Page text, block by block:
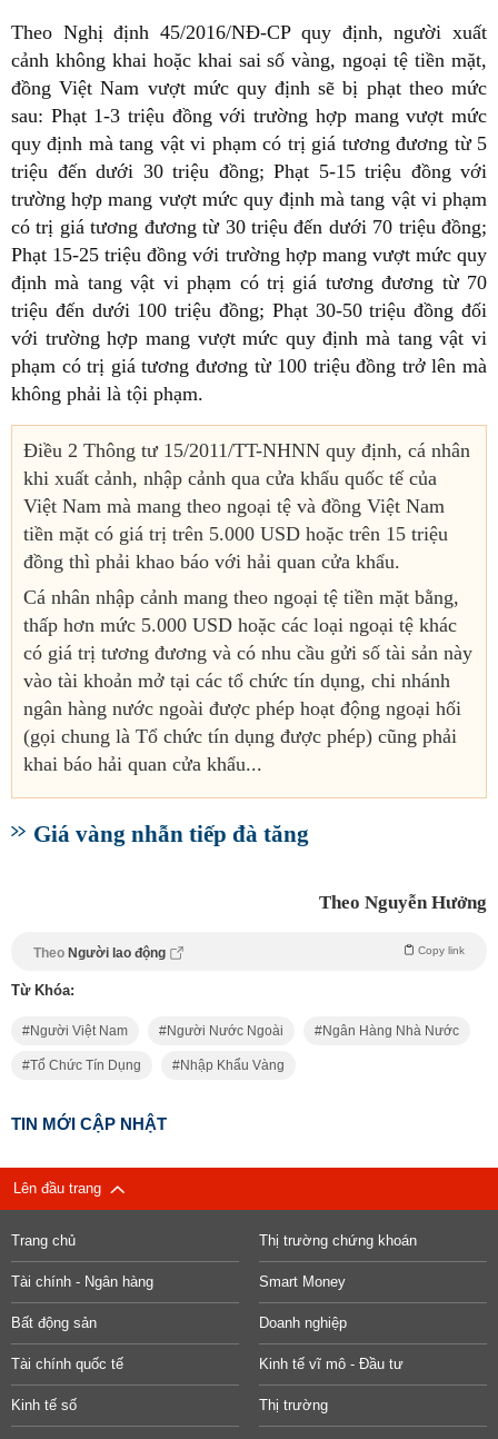
Theo Nghị định 45/2016/NĐ-CP quy định, người xuất
cảnh không khai hoặc khai sai số vàng, ngoại tệ tiền mặt,
đồng Việt Nam vượt mức quy định sẽ bị phạt theo mức
sau: Phạt 1-3 triệu đồng với trường hợp mang vượt mức
quy định mà tang vật vi phạm có trị giá tương đương từ 5
triệu đến dưới 30 triệu đồng; Phạt 5-15 triệu đồng với
trường hợp mang vượt mức quy định mà tang vật vi phạm
có trị giá tương đương từ 30 triệu đến dưới 70 triệu đồng;
Phạt 15-25 triệu đồng với trường hợp mang vượt mức quy
định mà tang vật vi phạm có trị giá tương đương từ 70
triệu đến dưới 100 triệu đồng; Phạt 30-50 triệu đồng đối
với trường hợp mang vượt mức quy định mà tang vật vi
phạm có trị giá tương đương từ 100 triệu đồng trở lên mà
không phải là tội phạm.
Điều 2 Thông tư 15/2011/TT-NHNN quy định, cá nhân
khi xuất cảnh, nhập cảnh qua cửa khẩu quốc tế của
Việt Nam mà mang theo ngoại tệ và đồng Việt Nam
tiền mặt có giá trị trên 5.000 USD hoặc trên 15 triệu
đồng thì phải khao báo với hải quan cửa khẩu.
Cá nhân nhập cảnh mang theo ngoại tệ tiền mặt bằng,
thấp hơn mức 5.000 USD hoặc các loại ngoại tệ khác
có giá trị tương đương và có nhu cầu gửi số tài sản này
vào tài khoản mở tại các tổ chức tín dụng, chi nhánh
ngân hàng nước ngoài được phép hoạt động ngoại hối
(gọi chung là Tổ chức tín dụng được phép) cũng phải
khai báo hải quan cửa khẩu...
Giá vàng nhẫn tiếp đà tăng
Theo Nguyễn Hưởng
Theo Người lao động Copy link
Từ Khóa:
Người Việt Nam Người Nước Ngoài Ngân Hàng Nhà Nước
Tổ Chức Tín Dụng Nhập Khẩu Vàng
TIN MỚI CẬP NHẬT
Lên đầu trang
Trang chủ Thị trường chứng khoán
Tài chính - Ngân hàng Smart Money
Bất động sản Doanh nghiệp
Tài chính quốc tế Kinh tế vĩ mô - Đầu tư
Kinh tế số Thị trường